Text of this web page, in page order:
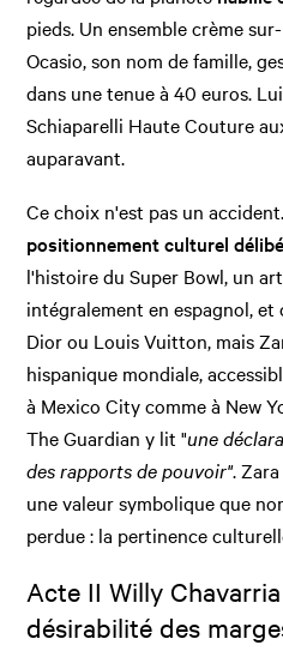
pieds. Un ensemble crème
Ocasio, son nom de famille,
dans une tenue à 40 euros.
Schiaparelli Haute Couture
auparavant.
Ce choix n'est pas un
positionnement culturel
l'histoire du Super Bowl, un
intégralement en espagnol,
Dior ou Louis Vuitton, mais
hispanique mondiale,
à Mexico City comme à New
The Guardian y lit "une
des rapports de pouvoir".
une valeur symbolique que
perdue : la pertinence
Acte II Willy
désirabilité des